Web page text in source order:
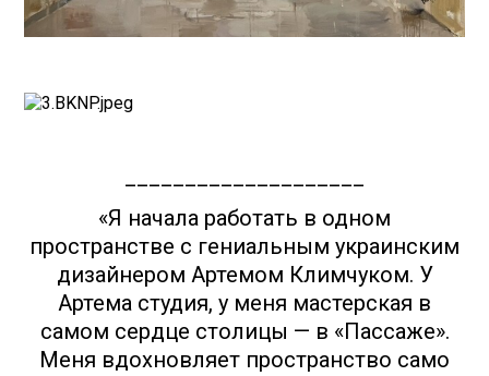
«Я начала работать в одном
пространстве с гениальным украинским
дизайнером Артемом Климчуком. У
Артема студия, у меня мастерская в
самом сердце столицы — в «Пассаже».
Меня вдохновляет пространство само